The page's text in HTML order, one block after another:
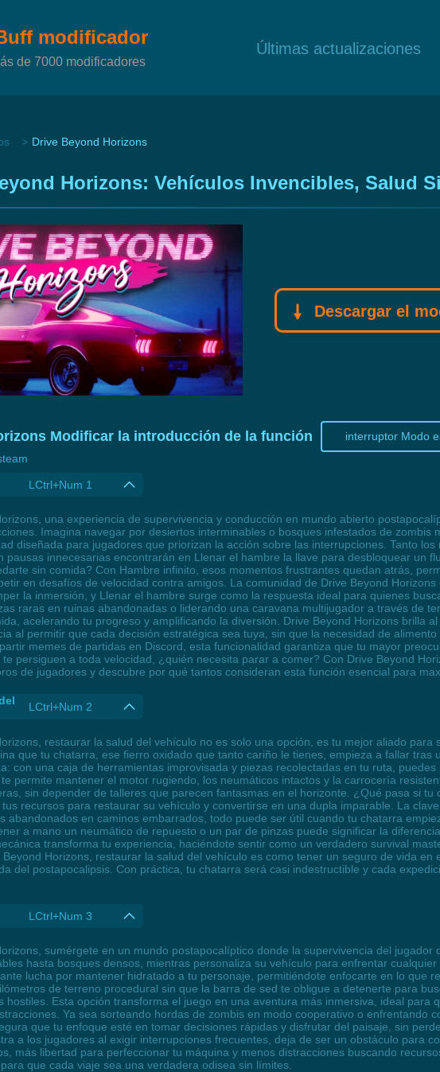
modificador
de 7000 modificadores
Últimas actualizaciones
Drive Beyond Horizons
Horizons: Vehículos Invencibles, Salud
Descargar el modificador
Modificar la introducción de la función
interruptor Modo
LCtrl+Num 1
una experiencia de supervivencia y conducción en mundo abierto
Imagina navegar por desiertos interminables o bosques infestados de
diseñada para jugadores que priorizan la acción sobre las interrupciones. Tanto
pausas innecesarias encontrarán en Llenar el hambre la llave para desbloquear un
sin comida? Con Hambre infinito, esos momentos frustrantes quedan atrás,
en desafíos de velocidad contra amigos. La comunidad de Drive Beyond
la inmersión, y Llenar el hambre surge como la respuesta ideal para quienes
raras en ruinas abandonadas o liderando una caravana multijugador a través de
acelerando tu progreso y amplificando la diversión. Drive Beyond Horizons brilla
al permitir que cada decisión estratégica sea tuya, sin que la necesidad de
memes de partidas en Discord, esta funcionalidad garantiza que tu mayor
persiguen a toda velocidad, ¿quién necesita parar a comer? Con Drive Beyond
de jugadores y descubre por qué tantos consideran esta función esencial para
LCtrl+Num 2
restaurar la salud del vehículo no es solo una opción, es tu mejor aliado
que tu chatarra, ese fierro oxidado que tanto cariño le tienes, empieza a fallar
con una caja de herramientas improvisada y piezas recolectadas en tu ruta,
permite mantener el motor rugiendo, los neumáticos intactos y la carrocería
sin depender de talleres que parecen fantasmas en el horizonte. ¿Qué pasa si
recursos para restaurar su vehículo y convertirse en una dupla imparable. La
abandonados en caminos embarrados, todo puede ser útil cuando tu chatarra
a mano un neumático de repuesto o un par de pinzas puede significar la
transforma tu experiencia, haciéndote sentir como un verdadero survival
Horizons, restaurar la salud del vehículo es como tener un seguro de vida
del postapocalipsis. Con práctica, tu chatarra será casi indestructible y cada
LCtrl+Num 3
sumérgete en un mundo postapocalíptico donde la supervivencia del
hasta bosques densos, mientras personaliza su vehículo para enfrentar
lucha por mantener hidratado a tu personaje, permitiéndote enfocarte en lo que
de terreno procedural sin que la barra de sed te obligue a detenerte para
hostiles. Esta opción transforma el juego en una aventura más inmersiva, ideal para
Ya sea sorteando hordas de zombis en modo cooperativo o enfrentando
que tu enfoque esté en tomar decisiones rápidas y disfrutar del paisaje, sin
a los jugadores al exigir interrupciones frecuentes, deja de ser un obstáculo para
más libertad para perfeccionar tu máquina y menos distracciones buscando
que cada viaje sea una verdadera odisea sin límites.